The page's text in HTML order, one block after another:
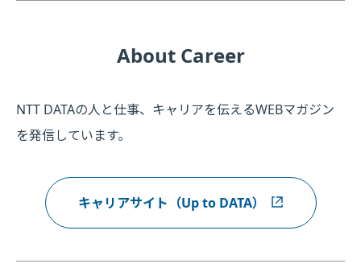
About Career
NTT DATAの人と仕事、キャリアを伝えるWEBマガジン
を発信しています。
キャリアサイト（Up to DATA）